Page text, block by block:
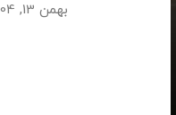
بهمن 13, 1404